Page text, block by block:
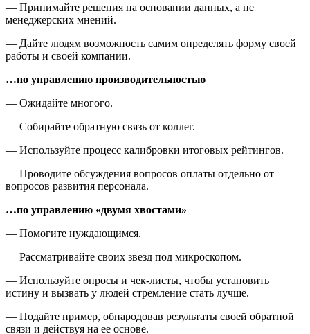
— Принимайте решения на основании данных, а не
менеджерских мнений.
— Дайте людям возможность самим определять форму своей
работы и своей компании.
…по управлению производительностью
— Ожидайте многого.
— Собирайте обратную связь от коллег.
— Используйте процесс калибровки итоговых рейтингов.
— Проводите обсуждения вопросов оплаты отдельно от
вопросов развития персонала.
…по управлению «двумя хвостами»
— Помогите нуждающимся.
— Рассматривайте своих звезд под микроскопом.
— Используйте опросы и чек-листы, чтобы установить
истину и вызвать у людей стремление стать лучше.
— Подайте пример, обнародовав результаты своей обратной
связи и действуя на ее основе.